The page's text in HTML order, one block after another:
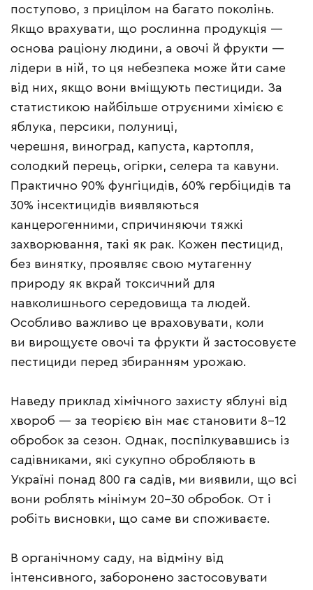
поступово, з прицілом на багато поколінь.
Якщо врахувати, що рослинна продукція —
основа раціону людини, а овочі й фрукти —
лідери в ній, то ця небезпека може йти саме
від них, якщо вони вміщують пестициди. За
статистикою найбільше отруєними хімією є
яблука, персики, полуниці,
черешня, виноград, капуста, картопля,
солодкий перець, огірки, селера та кавуни.
Практично 90% фунгіцидів, 60% гербіцидів та
30% інсектицидів виявляються
канцерогенними, спричиняючи тяжкі
захворювання, такі як рак. Кожен пестицид,
без винятку, проявляє свою мутагенну
природу як вкрай токсичний для
навколишнього середовища та людей.
Особливо важливо це враховувати, коли
ви вирощуєте овочі та фрукти й застосовуєте
пестициди перед збиранням урожаю.
Наведу приклад хімічного захисту яблуні від
хвороб — за теорією він має становити 8–12
обробок за сезон. Однак, поспілкувавшись із
садівниками, які сукупно обробляють в
Україні понад 800 га садів, ми виявили, що всі
вони роблять мінімум 20–30 обробок. От і
робіть висновки, що саме ви споживаєте.
В органічному саду, на відміну від
інтенсивного, заборонено застосовувати